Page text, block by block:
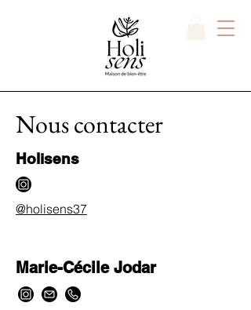
Nous contacter
Holisens
@holisens37
Marie-Cécile Jodar